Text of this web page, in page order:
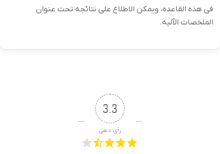
فی هذه القاعده، ویمکن الاطلاع على نتائجه تحت عنوان
الملخصات الآلیه.
3.3
رأی دهی